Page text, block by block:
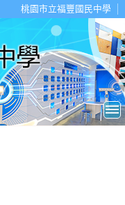
桃園市立福豐國民中學